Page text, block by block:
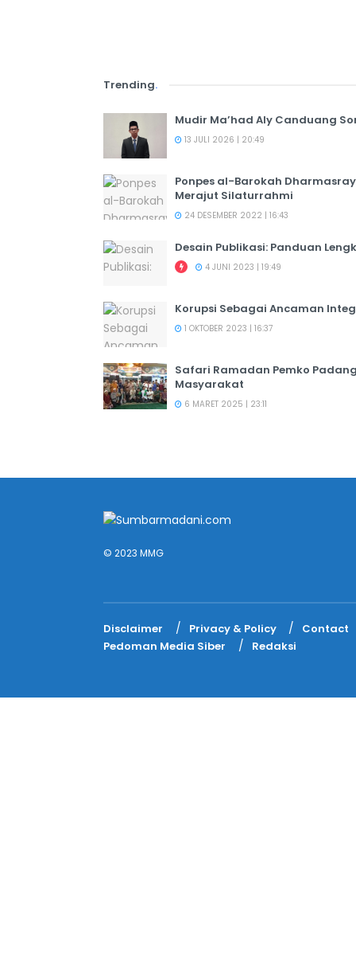
Trending.
Mudir Ma’had Aly Canduang
13 JULI 2026 | 20:49
Ponpes al-Barokah
Merajut Silaturrahmi
24 DESEMBER 2022 | 16:43
Desain Publikasi: Panduan
4 JUNI 2023 | 19:49
Korupsi Sebagai Ancaman
1 OKTOBER 2023 | 16:37
Safari Ramadan Pemko
Masyarakat
6 MARET 2025 | 23:11
© 2023 MMG
Disclaimer Privacy & Policy
Contact
Pedoman Media Siber
Redaksi